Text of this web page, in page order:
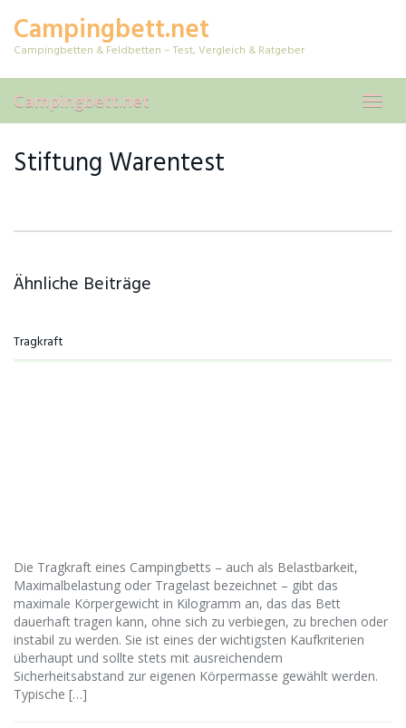
mainCampingbett.net
Campingbetten & Feldbetten – Test, Vergleich & Ratgeber
Campingbett.net
Stiftung Warentest
Ähnliche Beiträge
Tragkraft
Die Tragkraft eines Campingbetts – auch als Belastbarkeit,
Maximalbelastung oder Tragelast bezeichnet – gibt das
maximale Körpergewicht in Kilogramm an, das das Bett
dauerhaft tragen kann, ohne sich zu verbiegen, zu brechen oder
instabil zu werden. Sie ist eines der wichtigsten Kaufkriterien
überhaupt und sollte stets mit ausreichendem
Sicherheitsabstand zur eigenen Körpermasse gewählt werden.
Typische […]